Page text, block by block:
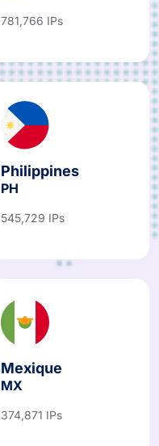
781,766 IPs
Philippines
PH
545,729 IPs
Mexique
MX
374,871 IPs